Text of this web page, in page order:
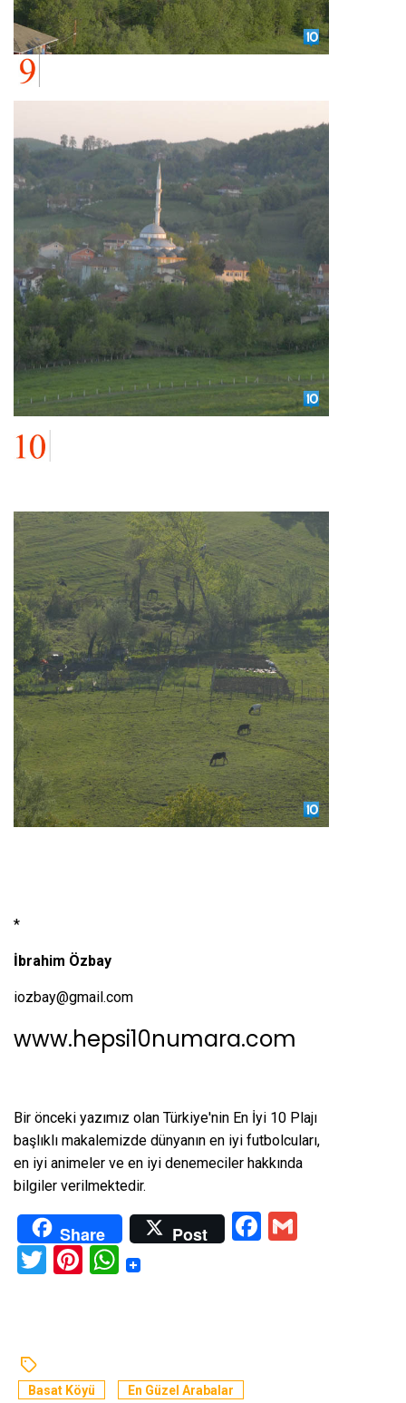
*
İbrahim Özbay
iozbay@gmail.com
www.hepsi10numara.com
Bir önceki yazımız olan Türkiye'nin En İyi 10 Plajı
başlıklı makalemizde dünyanın en iyi futbolcuları,
en iyi animeler ve en iyi denemeciler hakkında
bilgiler verilmektedir.
Share Post Facebook
Twitter
Pinterest
WhatsApp
Basat Köyü En Güzel Arabalar